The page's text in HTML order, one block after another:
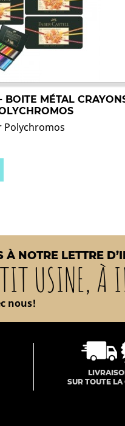
BOITE MÉTAL
Polychromos
NOTRE LETTRE
USINE, À
nous!
SUR TOUTE LA